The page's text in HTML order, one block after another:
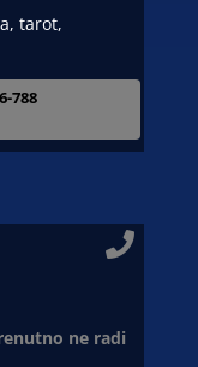
tarot,
788
ne radi